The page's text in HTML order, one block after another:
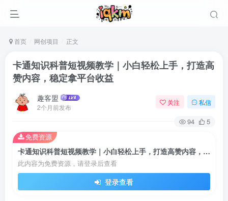
首页 网创项目 正文
卡通知识科普短视频教学｜小白轻松上手，打造高
赞内容，稳定拿平台收益
趣客盟
2个月前发布
关注 私信
94 5
卡通知识科普短视频教学｜小白轻松上手，打造高赞内容，稳定拿平台收益
此内容为免费资源，请登录后查看
登录查看
免费资源